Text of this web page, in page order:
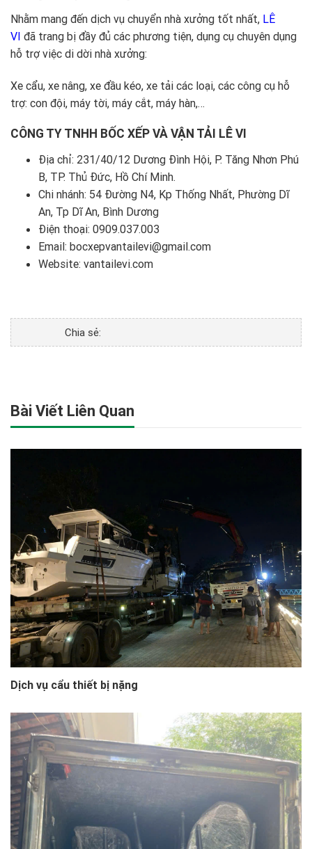
Nhằm mang đến dịch vụ chuyển nhà xưởng tốt nhất, LÊ
VI đã trang bị đầy đủ các phương tiện, dụng cụ chuyên dụng
hỗ trợ việc di dời nhà xưởng:
Xe cẩu, xe nâng, xe đầu kéo, xe tải các loại, các công cụ hỗ
trợ: con đội, máy tời, máy cắt, máy hàn,…
CÔNG TY TNHH BỐC XẾP VÀ VẬN TẢI LÊ VI
Địa chỉ: 231/40/12 Dương Đình Hội, P. Tăng Nhơn Phú
B, TP. Thủ Đức, Hồ Chí Minh.
Chi nhánh: 54 Đường N4, Kp Thống Nhất, Phường Dĩ
An, Tp Dĩ An, Bình Dương
Điện thoại: 0909.037.003
Email: bocxepvantailevi@gmail.com
Website: vantailevi.com
Chia sẻ:
Bài Viết Liên Quan
Dịch vụ cẩu thiết bị nặng